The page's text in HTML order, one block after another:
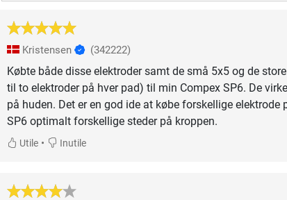
Kristensen (342222)
Købte både disse elektroder samt de små 5x5 og de
til to elektroder på hver pad) til min Compex SP6. De
på huden. Det er en god ide at købe forskellige
SP6 optimalt forskellige steder på kroppen.
Utile• Inutile